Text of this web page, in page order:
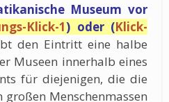
Museum vor
Klick-1) oder (Klick-
den Eintritt eine halbe
Museen innerhalb eines
für diejenigen, die die
Menschenmassen